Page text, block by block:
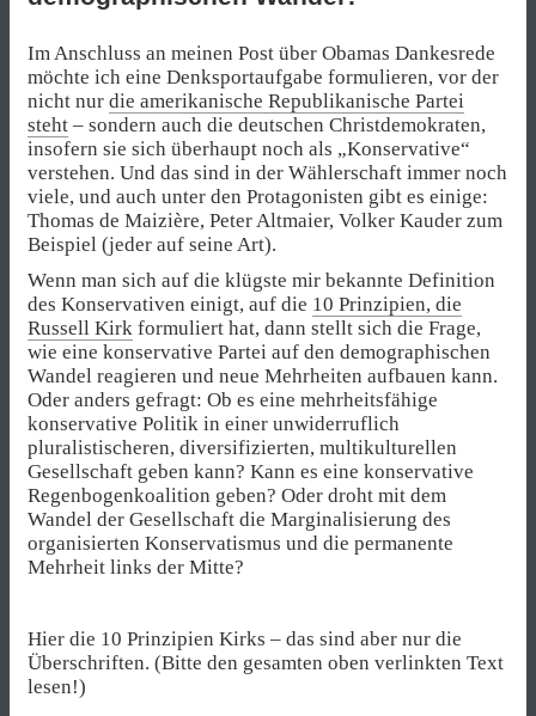
Im Anschluss an meinen Post über Obamas Dankesrede
möchte ich eine Denksportaufgabe formulieren, vor der
nicht nur die amerikanische Republikanische Partei
steht – sondern auch die deutschen Christdemokraten,
insofern sie sich überhaupt noch als „Konservative“
verstehen. Und das sind in der Wählerschaft immer noch
viele, und auch unter den Protagonisten gibt es einige:
Thomas de Maizière, Peter Altmaier, Volker Kauder zum
Beispiel (jeder auf seine Art).
Wenn man sich auf die klügste mir bekannte Definition
des Konservativen einigt, auf die 10 Prinzipien, die
Russell Kirk formuliert hat, dann stellt sich die Frage,
wie eine konservative Partei auf den demographischen
Wandel reagieren und neue Mehrheiten aufbauen kann.
Oder anders gefragt: Ob es eine mehrheitsfähige
konservative Politik in einer unwiderruflich
pluralistischeren, diversifizierten, multikulturellen
Gesellschaft geben kann? Kann es eine konservative
Regenbogenkoalition geben? Oder droht mit dem
Wandel der Gesellschaft die Marginalisierung des
organisierten Konservatismus und die permanente
Mehrheit links der Mitte?
Hier die 10 Prinzipien Kirks – das sind aber nur die
Überschriften. (Bitte den gesamten oben verlinkten Text
lesen!)